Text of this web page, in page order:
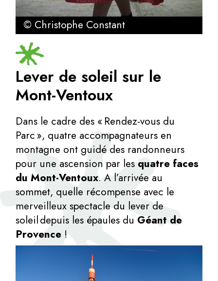
© Christophe Constant
Lever de soleil sur le
Mont-Ventoux
Dans le cadre des « Rendez-vous du
Parc », quatre accompagnateurs en
montagne ont guidé des randonneurs
pour une ascension par les quatre faces
du Mont-Ventoux. A l’arrivée au
sommet, quelle récompense avec le
merveilleux spectacle du lever de
soleil depuis les épaules du Géant de
Provence !